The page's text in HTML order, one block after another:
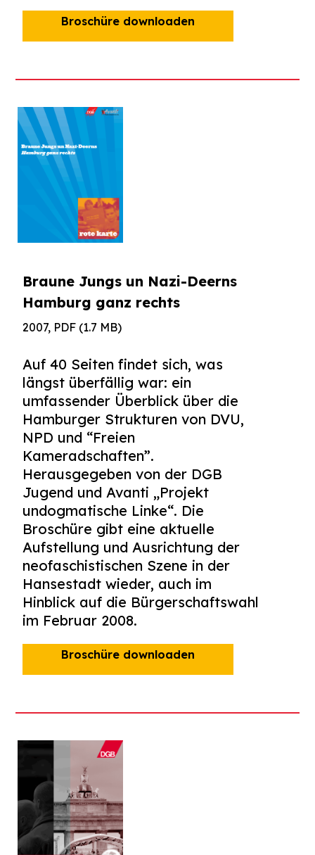
Broschüre downloaden
Braune Jungs un Nazi-Deerns
Hamburg ganz rechts
2007, PDF (1.7 MB)
Auf 40 Seiten findet sich, was
längst überfällig war: ein
umfassender Überblick über die
Hamburger Strukturen von DVU,
NPD und “Freien
Kameradschaften”.
Herausgegeben von der DGB
Jugend und Avanti „Projekt
undogmatische Linke“. Die
Broschüre gibt eine aktuelle
Aufstellung und Ausrichtung der
neofaschistischen Szene in der
Hansestadt wieder, auch im
Hinblick auf die Bürgerschaftswahl
im Februar 2008.
Broschüre downloaden